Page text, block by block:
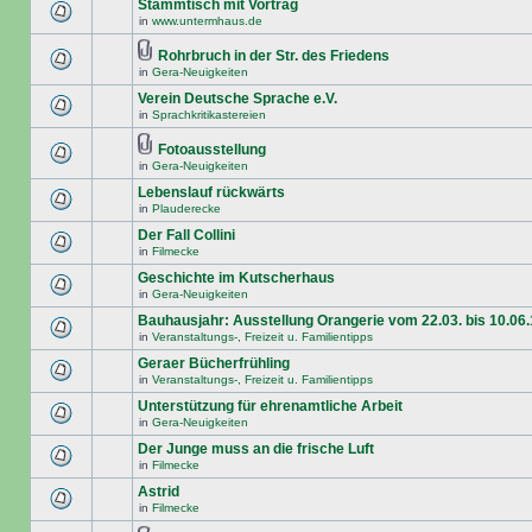
Stammtisch mit Vortrag
in www.untermhaus.de
Rohrbruch in der Str. des Friedens
in Gera-Neuigkeiten
Verein Deutsche Sprache e.V.
in Sprachkritikastereien
Fotoausstellung
in Gera-Neuigkeiten
Lebenslauf rückwärts
in Plauderecke
Der Fall Collini
in Filmecke
Geschichte im Kutscherhaus
in Gera-Neuigkeiten
Bauhausjahr: Ausstellung Orangerie vom 22.03. bis
in Veranstaltungs-, Freizeit u. Familientipps
Geraer Bücherfrühling
in Veranstaltungs-, Freizeit u. Familientipps
Unterstützung für ehrenamtliche Arbeit
in Gera-Neuigkeiten
Der Junge muss an die frische Luft
in Filmecke
Astrid
in Filmecke